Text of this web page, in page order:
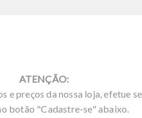
ATENÇÃO:
e preços da nossa loja, efetue
botão "Cadastre-se" abaixo.